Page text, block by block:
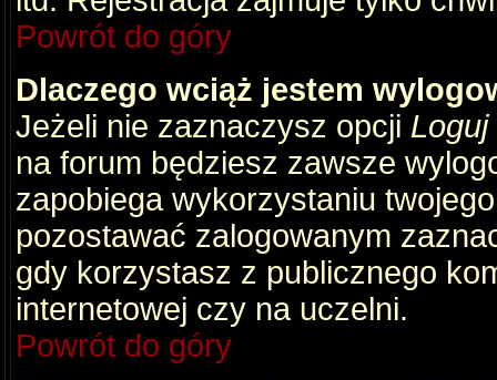
Powrót do góry
Dlaczego wciąż jestem
Jeżeli nie zaznaczysz opcji
na forum będziesz zawsze
zapobiega wykorzystaniu
pozostawać zalogowanym
gdy korzystasz z publicznego
internetowej czy na uczelni.
Powrót do góry